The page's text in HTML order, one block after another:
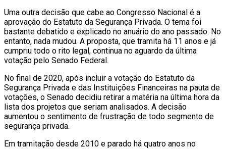
Uma outra decisão que cabe ao Congresso Nacional é a
aprovação do Estatuto da Segurança Privada. O tema foi
bastante debatido e explicado no anuário do ano passado. No
entanto, nada mudou. A proposta, que tramita há 11 anos e já
cumpriu todo o rito legal, continua no aguardo da última
votação pelo Senado Federal.
No final de 2020, após incluir a votação do Estatuto da
Segurança Privada e das Instituições Financeiras na pauta de
votações, o Senado decidiu retirar a matéria na última hora da
lista dos projetos que seriam analisados. A decisão
aumentou o sentimento de frustração de todo segmento de
segurança privada.
Em tramitação desde 2010 e parado há quatro anos no